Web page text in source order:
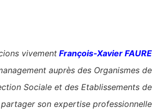
vivement François-Xavier FAURE
auprès des Organismes de
Sociale et des Etablissements de
son expertise professionnelle